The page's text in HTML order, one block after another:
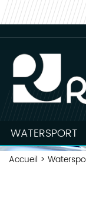
WATERSPORT
Accueil >